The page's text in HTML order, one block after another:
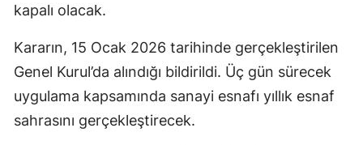
kapalı olacak.
Kararın, 15 Ocak 2026 tarihinde gerçekleştirilen
Genel Kurul’da alındığı bildirildi. Üç gün sürecek
uygulama kapsamında sanayi esnafı yıllık esnaf
sahrasını gerçekleştirecek.